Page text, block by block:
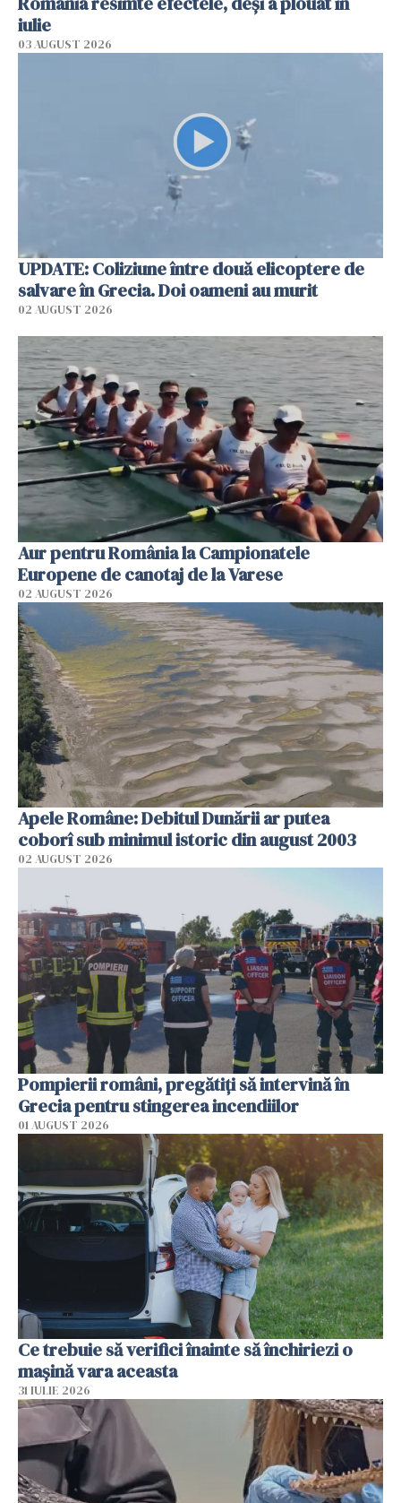
iulie
03 AUGUST 2026
UPDATE: Coliziune între două elicoptere de
salvare în Grecia. Doi oameni au murit
02 AUGUST 2026
Aur pentru România la Campionatele
Europene de canotaj de la Varese
02 AUGUST 2026
Apele Române: Debitul Dunării ar putea
coborî sub minimul istoric din august 2003
02 AUGUST 2026
Pompierii români, pregătiţi să intervină în
Grecia pentru stingerea incendiilor
01 AUGUST 2026
Ce trebuie să verifici înainte să închiriezi o
mașină vara aceasta
31 IULIE 2026